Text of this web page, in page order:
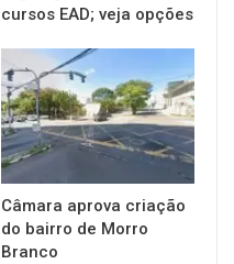
cursos EAD; veja opções
Câmara aprova criação
do bairro de Morro
Branco